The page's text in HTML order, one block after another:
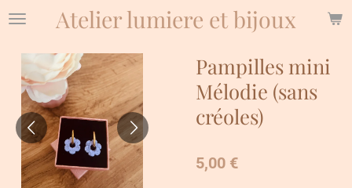
Passer
principal
Atelier lumiere et bijoux
Pampilles mini
Mélodie (sans
créoles)
5,00 €